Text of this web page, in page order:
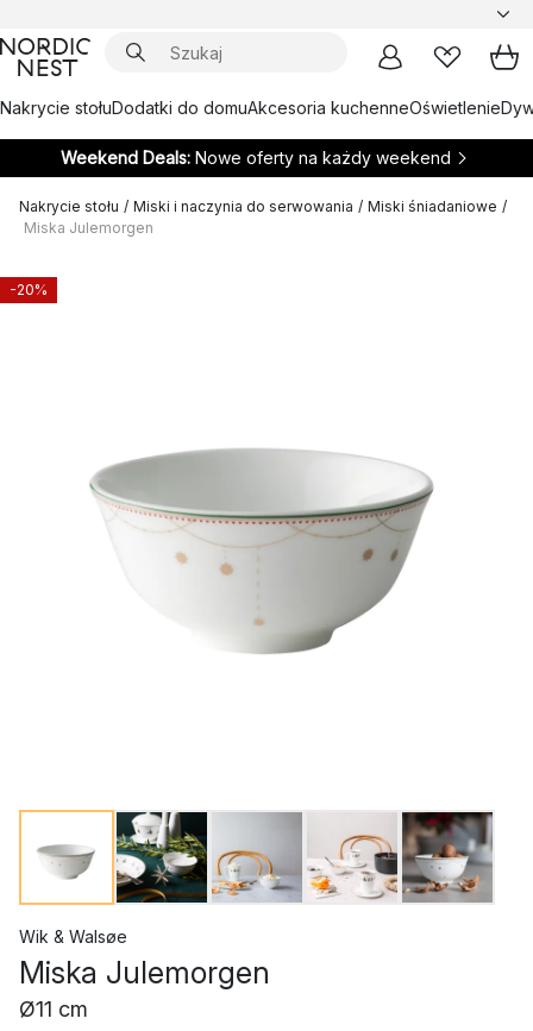
Nakrycie stołuDodatki do domuAkcesoria kuchenneOświetlenie
Weekend Deals: Nowe oferty na każdy weekend
Nakrycie stołu / Miski i naczynia do serwowania / Miski śniadaniowe /
Miska Julemorgen
-20%
Wik & Walsøe
Miska Julemorgen
Ø11 cm